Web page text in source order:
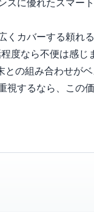
くカバーする頼れ
度なら不便は感じ
の組み合わせが
視するなら、この